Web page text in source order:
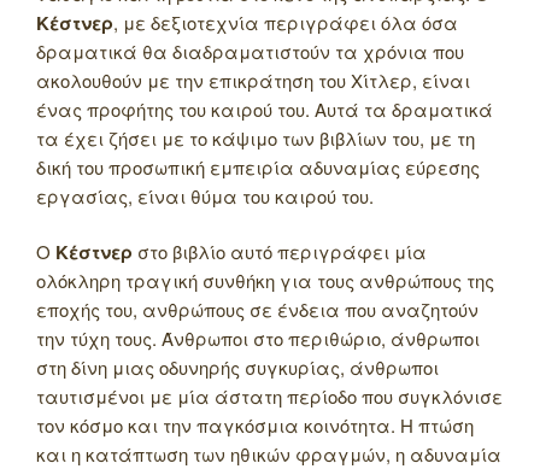
Κέστνερ, με δεξιοτεχνία περιγράφει όλα όσα
δραματικά θα διαδραματιστούν τα χρόνια που
ακολουθούν με την επικράτηση του Χίτλερ, είναι
ένας προφήτης του καιρού του. Αυτά τα δραματικά
τα έχει ζήσει με το κάψιμο των βιβλίων του, με τη
δική του προσωπική εμπειρία αδυναμίας εύρεσης
εργασίας, είναι θύμα του καιρού του.
Ο Κέστνερ στο βιβλίο αυτό περιγράφει μία
ολόκληρη τραγική συνθήκη για τους ανθρώπους της
εποχής του, ανθρώπους σε ένδεια που αναζητούν
την τύχη τους. Άνθρωποι στο περιθώριο, άνθρωποι
στη δίνη μιας οδυνηρής συγκυρίας, άνθρωποι
ταυτισμένοι με μία άστατη περίοδο που συγκλόνισε
τον κόσμο και την παγκόσμια κοινότητα. Η πτώση
και η κατάπτωση των ηθικών φραγμών, η αδυναμία